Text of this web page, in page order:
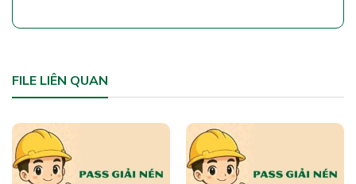
FILE LIÊN QUAN